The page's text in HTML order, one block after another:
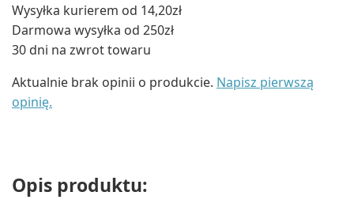
Wysyłka kurierem od 14,20zł
Darmowa wysyłka od 250zł
30 dni na zwrot towaru
Aktualnie brak opinii o produkcie. Napisz pierwszą
opinię.
Opis produktu: